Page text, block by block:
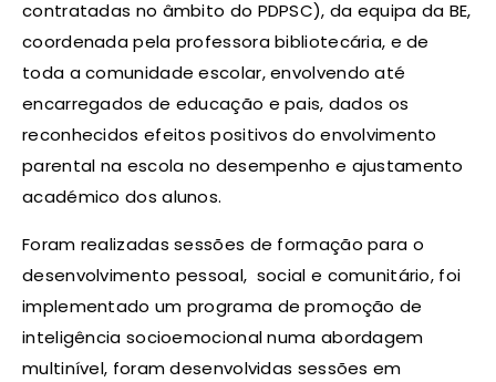
contratadas no âmbito do PDPSC), da equipa da BE,
coordenada pela professora bibliotecária, e de
toda a comunidade escolar, envolvendo até
encarregados de educação e pais, dados os
reconhecidos efeitos positivos do envolvimento
parental na escola no desempenho e ajustamento
académico dos alunos.
Foram realizadas sessões de formação para o
desenvolvimento pessoal, social e comunitário, foi
implementado um programa de promoção de
inteligência socioemocional numa abordagem
multinível, foram desenvolvidas sessões em